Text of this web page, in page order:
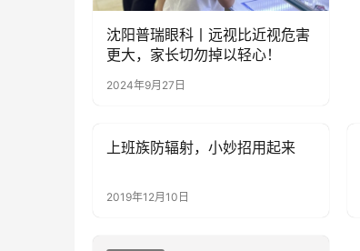
沈阳普瑞眼科丨远视比近视危害
更大，家长切勿掉以轻心！
2024年9月27日
健康资讯
上班族防辐射，小妙招用起来
2019年12月10日